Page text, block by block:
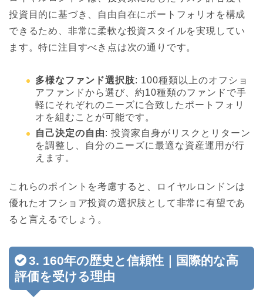
投資目的に基づき、自由自在にポートフォリオを構成
できるため、非常に柔軟な投資スタイルを実現してい
ます。特に注目すべき点は次の通りです。
多様なファンド選択肢: 100種類以上のオフショ
アファンドから選び、約10種類のファンドで手
軽にそれぞれのニーズに合致したポートフォリ
オを組むことが可能です。
自己決定の自由: 投資家自身がリスクとリターン
を調整し、自分のニーズに最適な資産運用が行
えます。
これらのポイントを考慮すると、ロイヤルロンドンは
優れたオフショア投資の選択肢として非常に有望であ
ると言えるでしょう。
3. 160年の歴史と信頼性｜国際的な高
評価を受ける理由